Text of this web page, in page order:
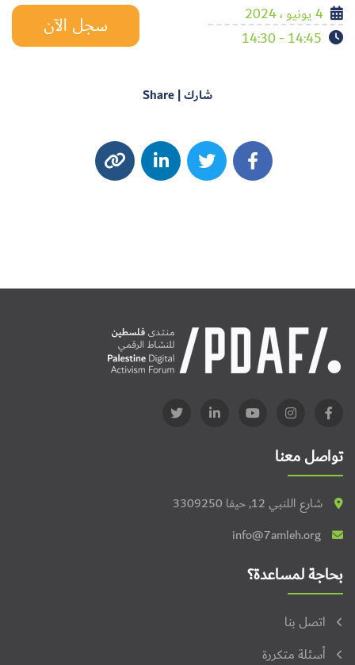
4 يونيو ، 2024
14:45 - 14:30
سجل الآن
شارك | Share
تواصل معنا
شارع اللنبي 12, حيفا 3309250
info@7amleh.org
بحاجة لمساعدة؟
اتصل بنا
أسئلة متكررة